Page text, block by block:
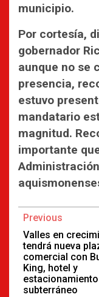
municipio.
Por cortesía,
gobernador
aunque no se
presencia,
estuvo
mandatario
magnitud.
importante
Continue
Reading
Previous
Valles en
tendrá nueva
comercial con
King, hotel y
estacionamiento
subterráneo